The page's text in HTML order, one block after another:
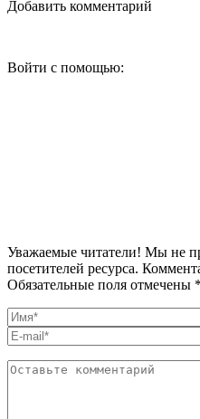
Добавить комментарий
Войти с помощью:
Уважаемые читатели! Мы не
посетителей ресурса.
Обязательные поля отмечены *